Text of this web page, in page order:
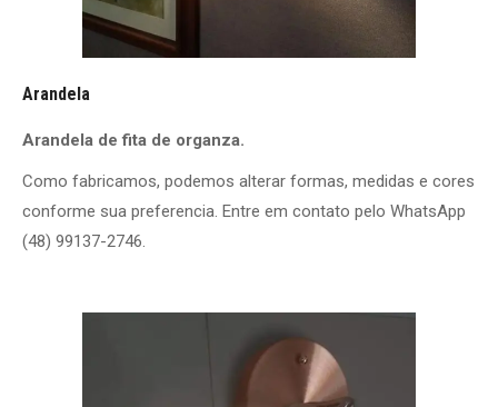
Arandela
Arandela de fita de organza.
Como fabricamos, podemos alterar formas, medidas e cores
conforme sua preferencia. Entre em contato pelo WhatsApp
(48) 99137-2746.